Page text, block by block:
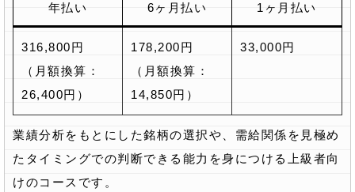
年払い 6ヶ月払い 1ヶ月払い
316,800円
（月額換算：
26,400円）
178,200円
（月額換算：
14,850円）
33,000円
業績分析をもとにした銘柄の選択や、需給関係を見極め
たタイミングでの判断できる能力を身につける上級者向
けのコースです。